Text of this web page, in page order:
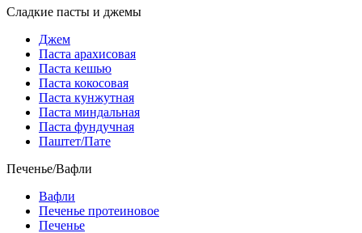
Сладкие пасты и джемы
Джем
Паста арахисовая
Паста кешью
Паста кокосовая
Паста кунжутная
Паста миндальная
Паста фундучная
Паштет/Пате
Печенье/Вафли
Вафли
Печенье протеиновое
Печенье